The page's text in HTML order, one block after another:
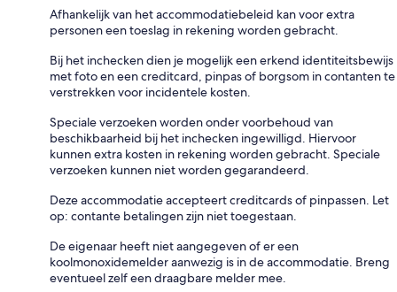
Afhankelijk van het accommodatiebeleid kan voor extra
personen een toeslag in rekening worden gebracht.
Bij het inchecken dien je mogelijk een erkend identiteitsbewijs
met foto en een creditcard, pinpas of borgsom in contanten te
verstrekken voor incidentele kosten.
Speciale verzoeken worden onder voorbehoud van
beschikbaarheid bij het inchecken ingewilligd. Hiervoor
kunnen extra kosten in rekening worden gebracht. Speciale
verzoeken kunnen niet worden gegarandeerd.
Deze accommodatie accepteert creditcards of pinpassen. Let
op: contante betalingen zijn niet toegestaan.
De eigenaar heeft niet aangegeven of er een
koolmonoxidemelder aanwezig is in de accommodatie. Breng
eventueel zelf een draagbare melder mee.